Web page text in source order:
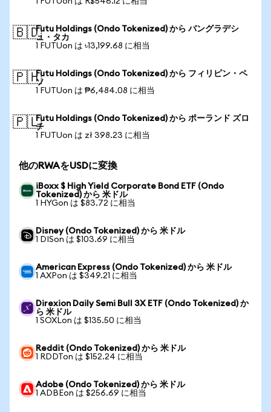
🇧🇩Futu Holdings (Ondo Tokenized) から バングラデシ
ュ・タカ
1 FUTUon は ৳13,199.68 に相当
🇵🇭Futu Holdings (Ondo Tokenized) から フィリピン・ペ
ソ
1 FUTUon は ₱6,484.08 に相当
🇵🇱Futu Holdings (Ondo Tokenized) から ポーランド ズロ
チ
1 FUTUon は zł 398.23 に相当
他のRWAをUSDに変換
iBoxx $ High Yield Corporate Bond ETF (Ondo
Tokenized) から 米ドル
1 HYGon は $83.72 に相当
Disney (Ondo Tokenized) から 米ドル
1 DISon は $103.69 に相当
American Express (Ondo Tokenized) から 米ドル
1 AXPon は $349.21 に相当
Direxion Daily Semi Bull 3X ETF (Ondo Tokenized) か
ら 米ドル
1 SOXLon は $135.50 に相当
Reddit (Ondo Tokenized) から 米ドル
1 RDDTon は $152.24 に相当
Adobe (Ondo Tokenized) から 米ドル
1 ADBEon は $256.69 に相当